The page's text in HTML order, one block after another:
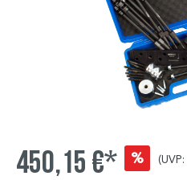
450,15 €* % (UVP: